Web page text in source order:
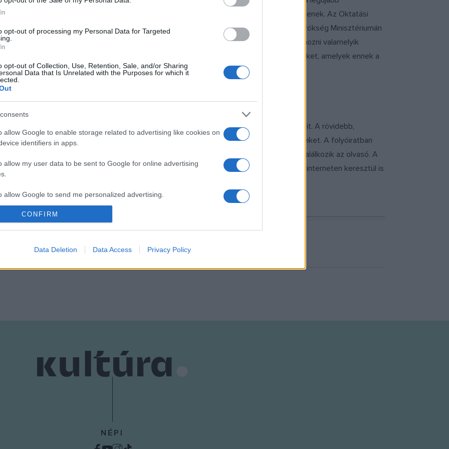
opt-out of processing my Personal Data for Targeted
opt-out of Collection, Use, Retention, Sale, and/or Sharing
Data that Is Unrelated with the Purposes for which it
allow Google to enable storage related to advertising like cookies on
identifiers in apps.
allow my user data to be sent to Google for online advertising
allow Google to send me personalized advertising.
allow Google to enable storage related to analytics like cookies on
identifiers in apps.
allow Google to enable storage related to functionality of the website
CONFIRM
Data Deletion Data Access Privacy Policy
az iskolákba, esélyük sincs arra, hogy legalább az ajánlott könyvek listájára felkerüljenek. Az Oktatási
foglalkoznának, ez a terület nem tartozik sehová. A Nemzeti Kulturális Örökség Minisztériumán
szakembereket. A kérdésre válaszolva tehát olyan bizottságot kellene létrehozni valamelyik
és ifjúsági irodalommal foglalkozik, átlátja, felismeri és segít megoldani olyan kérdéseket, amelyek ennek a
sok mindenben segíthet, de vajon milyen is ez az újság?
komolyabb írásokkal azokhoz szól, akik nyomon követik a gyermekirodalom változásait. A rövidebb,
a szülőkhöz, akik tudatosan odafigyelnek arra, hogy olvasóvá neveljék gyermekeiket. A folyóiratban
lapszámban bemutatunk egy illusztrátort, akinek az alkotásaival nem minden esetben találkozik az olvasó. A
eseményekről és érdekességekről értesülhetnek az érdeklődők. A Csodaceruzát interneten keresztül is
némelyik könyvesboltban is
NÉPI